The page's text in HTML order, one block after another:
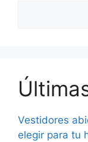
Vestidores
elegir para tu